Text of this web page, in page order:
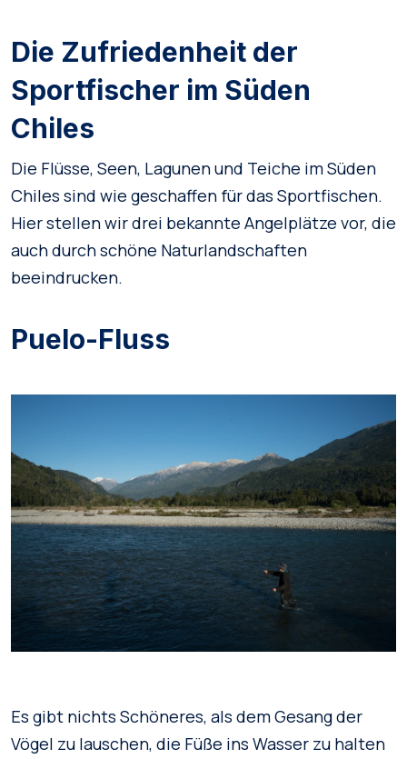
Die Zufriedenheit der
Sportfischer im Süden
Chiles
Die Flüsse, Seen, Lagunen und Teiche im Süden
Chiles sind wie geschaffen für das Sportfischen.
Hier stellen wir drei bekannte Angelplätze vor, die
auch durch schöne Naturlandschaften
beeindrucken.
Puelo-Fluss
Es gibt nichts Schöneres, als dem Gesang der
Vögel zu lauschen, die Füße ins Wasser zu halten